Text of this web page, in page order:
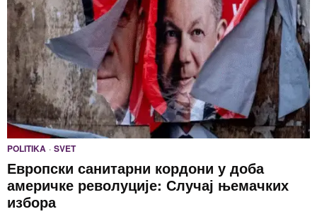
POLITIKA · SVET
Европски санитарни кордони у доба
америчке револуције: Случај њемачких
избора